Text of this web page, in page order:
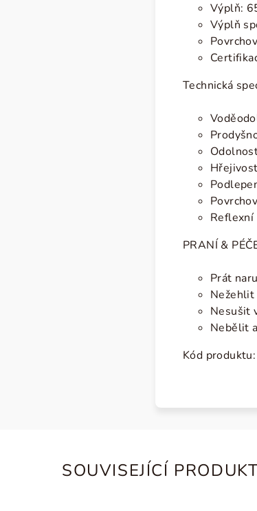
Výplň:
Výplň
Technická
PRANÍ &
Prát
Nežehlit
Nesušit
Nebělit
Kód
SOUVISEJÍCÍ